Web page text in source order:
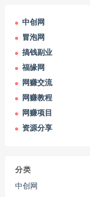
中创网
冒泡网
搞钱副业
福缘网
网赚交流
网赚教程
网赚项目
资源分享
分类
中创网